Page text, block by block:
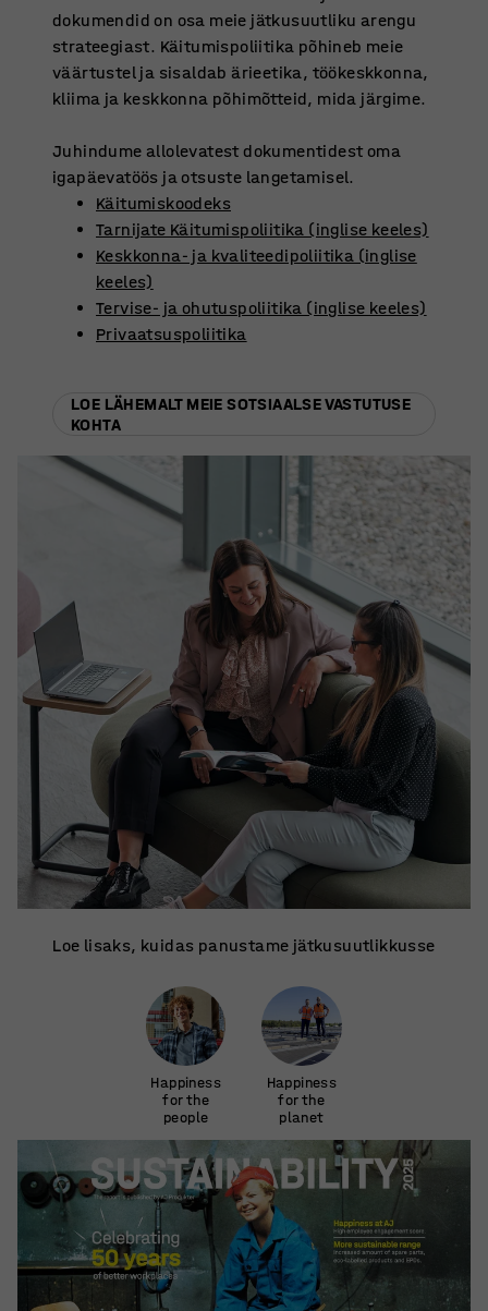
dokumendid on osa meie jätkusuutliku arengu
strateegiast. Käitumispoliitika põhineb meie
väärtustel ja sisaldab ärieetika, töökeskkonna,
kliima ja keskkonna põhimõtteid, mida järgime.
Juhindume allolevatest dokumentidest oma
igapäevatöös ja otsuste langetamisel.
Käitumiskoodeks
Tarnijate Käitumispoliitika (inglise keeles)
Keskkonna- ja kvaliteedipoliitika (inglise
keeles)
Tervise- ja ohutuspoliitika (inglise keeles)
Privaatsuspoliitika
LOE LÄHEMALT MEIE SOTSIAALSE VASTUTUSE
KOHTA
Loe lisaks, kuidas panustame jätkusuutlikkusse
Happiness
for the
people
Happiness
for the
planet